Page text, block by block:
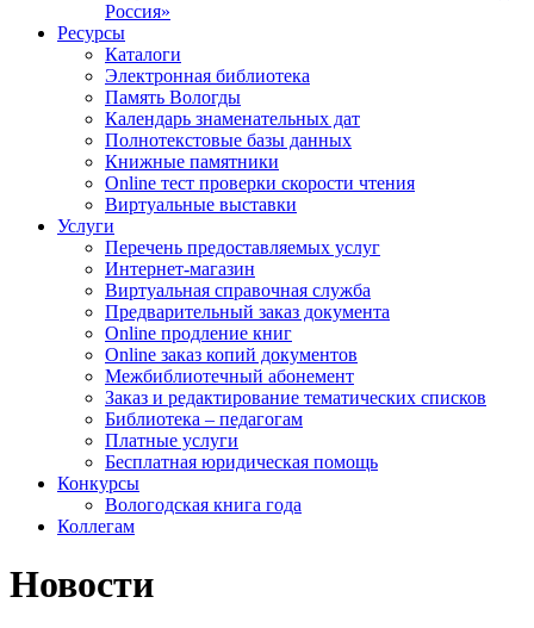
Россия»
Ресурсы
Каталоги
Электронная библиотека
Память Вологды
Календарь знаменательных дат
Полнотекстовые базы данных
Книжные памятники
Online тест проверки скорости чтения
Виртуальные выставки
Услуги
Перечень предоставляемых услуг
Интернет-магазин
Виртуальная справочная служба
Предварительный заказ документа
Online продление книг
Online заказ копий документов
Межбиблиотечный абонемент
Заказ и редактирование тематических списков
Библиотека – педагогам
Платные услуги
Бесплатная юридическая помощь
Конкурсы
Вологодская книга года
Коллегам
Новости